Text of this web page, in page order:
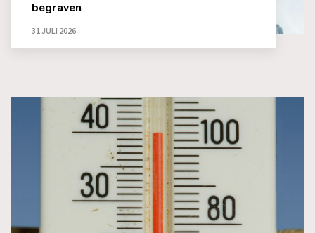
begraven
31 JULI 2026